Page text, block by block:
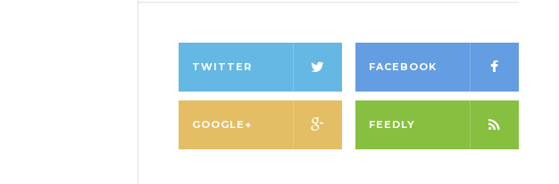
TWITTER FACEBOOK
GOOGLE+ FEEDLY